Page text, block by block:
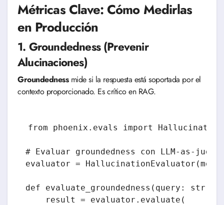
Métricas Clave: Cómo Medirlas
en Producción
1. Groundedness (Prevenir
Alucinaciones)
Groundednessmide si la respuesta está soportada por el
contexto proporcionado. Es crítico en RAG.
from phoenix.evals import
# Evaluar groundedness con LLM-as-judge
evaluator =
def evaluate_groundedness(query:
    result = evaluator.evaluate(